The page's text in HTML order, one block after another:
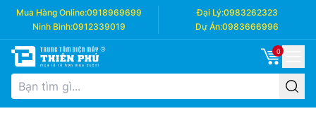
Mua Hàng Online:0918969699 Đại Lý:0983262323
Ninh Bình:0912339019 Dự Án:0983666996
0